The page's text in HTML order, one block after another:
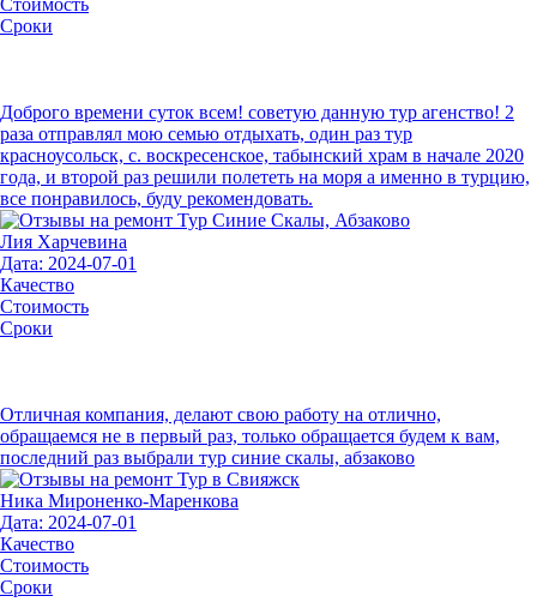
Стоимость
Сроки
Доброго времени суток всем! советую данную тур агенство! 2
раза отправлял мою семью отдыхать, один раз тур
красноусольск, с. воскресенское, табынский храм в начале 2020
года, и второй раз решили полететь на моря а именно в турцию,
все понравилось, буду рекомендовать.
Лия Харчевина
Дата: 2024-07-01
Качество
Стоимость
Сроки
Отличная компания, делают свою работу на отлично,
обращаемся не в первый раз, только обращается будем к вам,
последний раз выбрали тур синие скалы, абзаково
Ника Мироненко-Маренкова
Дата: 2024-07-01
Качество
Стоимость
Сроки